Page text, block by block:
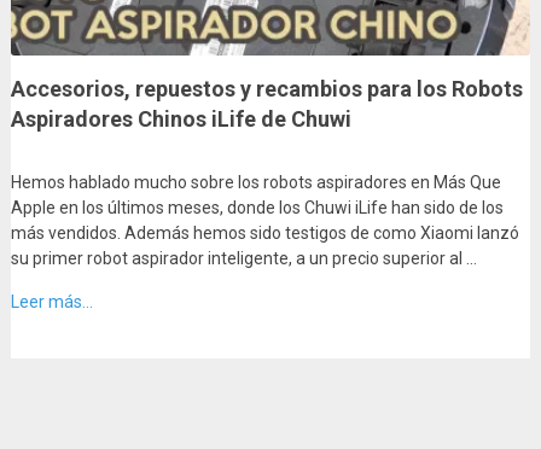
Accesorios, repuestos y recambios para los Robots
Aspiradores Chinos iLife de Chuwi
Hemos hablado mucho sobre los robots aspiradores en Más Que
Apple en los últimos meses, donde los Chuwi iLife han sido de los
más vendidos. Además hemos sido testigos de como Xiaomi lanzó
su primer robot aspirador inteligente, a un precio superior al …
Leer más...